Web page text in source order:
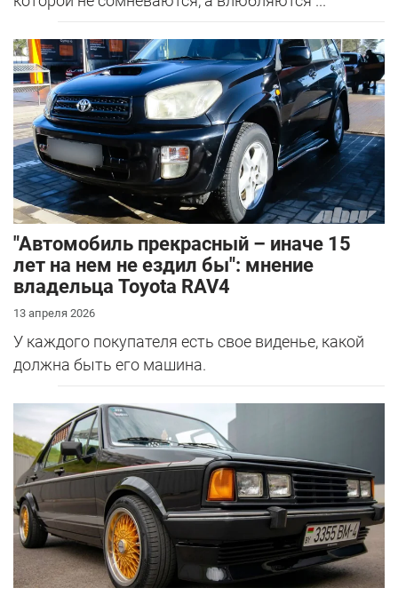
"Автомобиль прекрасный – иначе 15
лет на нем не ездил бы": мнение
владельца Toyota RAV4
13 апреля 2026
У каждого покупателя есть свое виденье, какой
должна быть его машина.